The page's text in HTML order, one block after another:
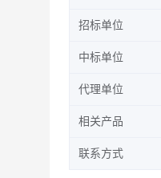
招标单位
中标单位
代理单位
相关产品
联系方式